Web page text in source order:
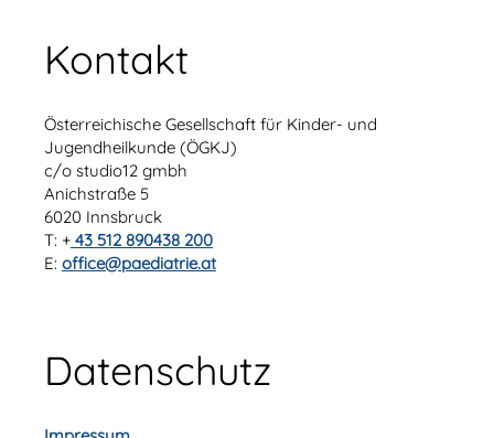
Kontakt
Österreichische Gesellschaft für Kinder- und
Jugendheilkunde (ÖGKJ)
c/o studio12 gmbh
Anichstraße 5
6020 Innsbruck
T: + 43 512 890438 200
E: office@paediatrie.at
Datenschutz